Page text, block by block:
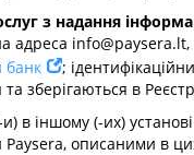
з надання
адреса info@paysera.lt,
банк
;
зберігаються в
іншому (-их)
Paysera, описаними в